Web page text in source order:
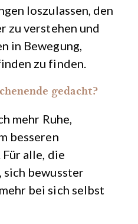
loszulassen, den
zu verstehen und
in Bewegung,
zu finden.
gedacht?
mehr Ruhe,
besseren
alle, die
sich bewusster
bei sich selbst